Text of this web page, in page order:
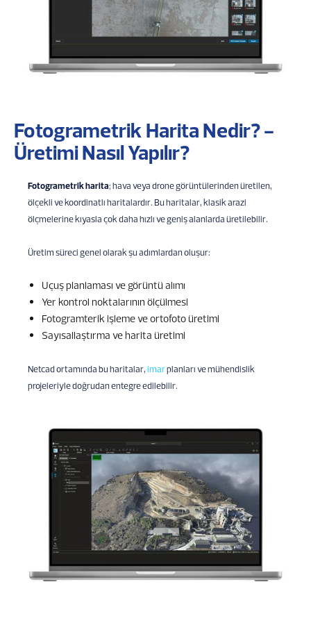
Fotogrametrik Harita Nedir? -
Üretimi Nasıl Yapılır?
Fotogrametrik harita; hava veya drone görüntülerinden üretilen,
ölçekli ve koordinatlı haritalardır. Bu haritalar, klasik arazi
ölçmelerine kıyasla çok daha hızlı ve geniş alanlarda üretilebilir.
Üretim süreci genel olarak şu adımlardan oluşur:
Uçuş planlaması ve görüntü alımı
Yer kontrol noktalarının ölçülmesi
Fotogramterik işleme ve ortofoto üretimi
Sayısallaştırma ve harita üretimi
Netcad ortamında bu haritalar,imarplanları ve mühendislik
projeleriyle doğrudan entegre edilebilir.